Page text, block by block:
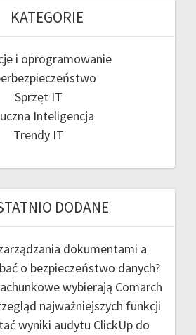
KATEGORIE
i oprogramowanie
Sprzęt IT
Inteligencja
Trendy IT
DODANE
dokumentami a
o bezpieczeństwo danych?
wybierają Comarch
najważniejszych funkcji
wyniki audytu ClickUp do